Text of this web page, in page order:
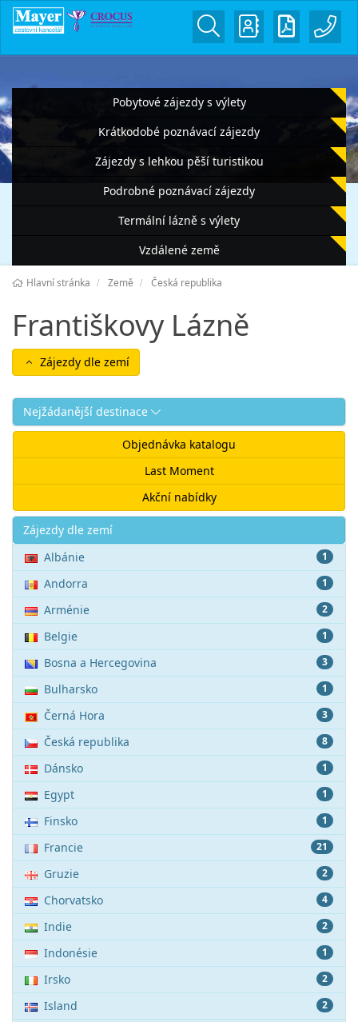
Pobytové zájezdy s výlety
Krátkodobé poznávací zájezdy
Zájezdy s lehkou pěší turistikou
Podrobné poznávací zájezdy
Termální lázně s výlety
Vzdálené země
Hlavní stránka Země Česká republika
Františkovy Lázně
Zájezdy dle zemí
Nejžádanější destinace
Objednávka katalogu
Last Moment
Akční nabídky
Akce
Zájezdy dle zemí
1
Albánie
1
Andorra
2
Arménie
1
Belgie
3
Bosna a Hercegovina
1
Bulharsko
3
Černá Hora
8
Česká republika
1
Dánsko
1
Egypt
1
Finsko
21
Francie
2
Gruzie
4
Chorvatsko
2
Indie
1
Indonésie
2
Irsko
2
Island